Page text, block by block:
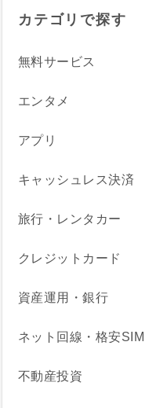
カテゴリで探す
無料サービス
エンタメ
アプリ
キャッシュレス決済
旅行・レンタカー
クレジットカード
資産運用・銀行
ネット回線・格安SIM
不動産投資